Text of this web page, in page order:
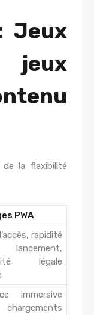
Jeux
jeux
la flexibilité
PWA
rapidité
légale
immersive